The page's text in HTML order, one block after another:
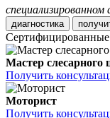
специализированном
диагностика
Мастер слесарного
Получить
Моторист
Получить